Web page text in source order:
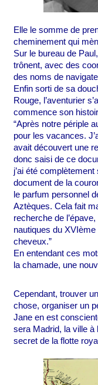
Elle le somme de
cheminement qui
Sur le bureau de
trônent, avec des
des noms de
Enfin sorti de sa
Rouge, l’aventurier
commence son
“Après notre périple
pour les vacances.
avait découvert une
donc saisi de ce
j’ai été
document de la
le parfum personnel
Aztèques. Cela fait
recherche de
nautiques du XVIème
cheveux.”
En entendant ces
la chamade, une
Cependant, trouver
chose, organiser un
Jane en est
sera Madrid, la ville à
secret de la flotte